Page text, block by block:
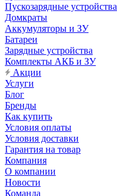
Пускозарядные устройства
Домкраты
Аккумуляторы и ЗУ
Батареи
Зарядные устройства
Комплекты АКБ и ЗУ
Акции
Услуги
Блог
Бренды
Как купить
Условия оплаты
Условия доставки
Гарантия на товар
Компания
О компании
Новости
Команда